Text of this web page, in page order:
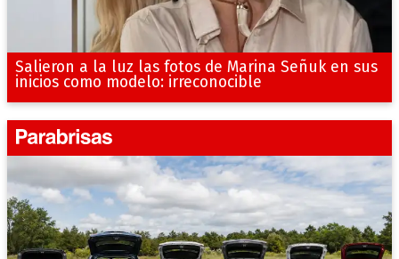
Salieron a la luz las fotos de Marina Señuk en sus
inicios como modelo: irreconocible